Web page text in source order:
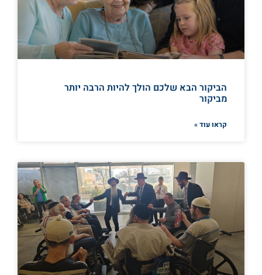
הביקור הבא שלכם הולך להיות הרבה יותר
מביקור
קראו עוד »